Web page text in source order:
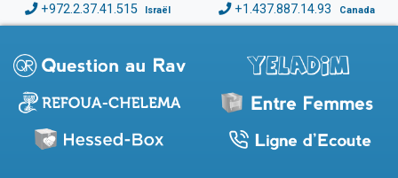
+972.2.37.41.515 Israël +1.437.887.14.93 Canada